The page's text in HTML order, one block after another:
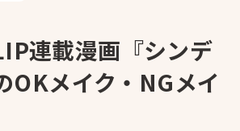
連載漫画『シンデ
OKメイク・NGメイ